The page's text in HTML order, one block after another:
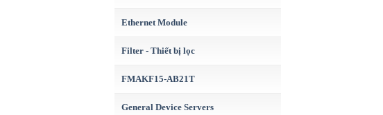
Ethernet Module
Filter - Thiết bị lọc
FMAKF15-AB21T
General Device Servers